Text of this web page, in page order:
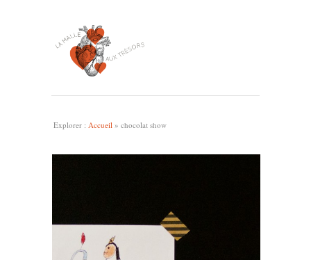
Explorer : Accueil » chocolat show